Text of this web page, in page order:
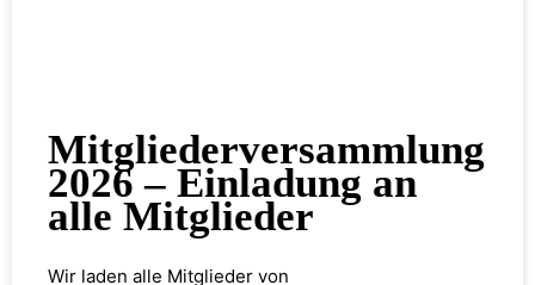
Mitgliederversammlung
2026 – Einladung an
alle Mitglieder
Wir laden alle Mitglieder von